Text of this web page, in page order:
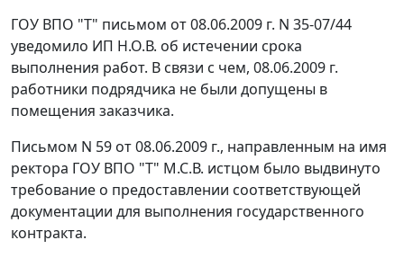
ГОУ ВПО "Т" письмом от 08.06.2009 г. N 35-07/44
уведомило ИП Н.О.В. об истечении срока
выполнения работ. В связи с чем, 08.06.2009 г.
работники подрядчика не были допущены в
помещения заказчика.
Письмом N 59 от 08.06.2009 г., направленным на имя
ректора ГОУ ВПО "Т" М.С.В. истцом было выдвинуто
требование о предоставлении соответствующей
документации для выполнения государственного
контракта.